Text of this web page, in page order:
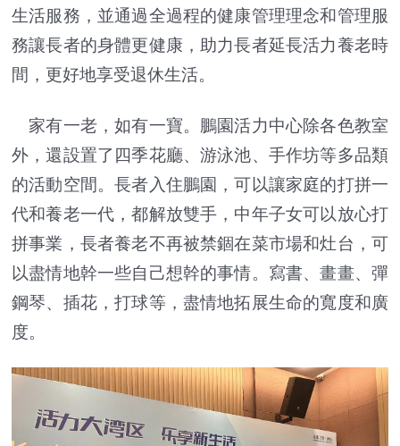
生活服務，並通過全過程的健康管理理念和管理服
務讓長者的身體更健康，助力長者延長活力養老時
間，更好地享受退休生活。
家有一老，如有一寶。鵬園活力中心除各色教室
外，還設置了四季花廳、游泳池、手作坊等多品類
的活動空間。長者入住鵬園，可以讓家庭的打拼一
代和養老一代，都解放雙手，中年子女可以放心打
拼事業，長者養老不再被禁錮在菜市場和灶台，可
以盡情地幹一些自己想幹的事情。寫書、畫畫、彈
鋼琴、插花，打球等，盡情地拓展生命的寬度和廣
度。